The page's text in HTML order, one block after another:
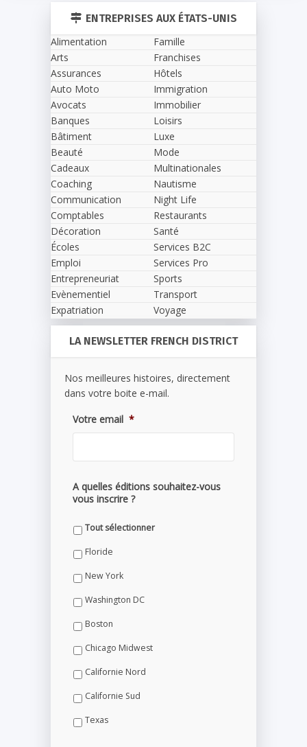
ENTREPRISES AUX ÉTATS-UNIS
Alimentation
Arts
Assurances
Auto Moto
Avocats
Banques
Bâtiment
Beauté
Cadeaux
Coaching
Communication
Comptables
Décoration
Écoles
Emploi
Entrepreneuriat
Evènementiel
Expatriation
Famille
Franchises
Hôtels
Immigration
Immobilier
Loisirs
Luxe
Mode
Multinationales
Nautisme
Night Life
Restaurants
Santé
Services B2C
Services Pro
Sports
Transport
Voyage
LA NEWSLETTER FRENCH DISTRICT
Nos meilleures histoires, directement
dans votre boite e-mail.
Votre email *
A quelles éditions souhaitez-vous
vous inscrire ?
Tout sélectionner
Floride
New York
Washington DC
Boston
Chicago Midwest
Californie Nord
Californie Sud
Texas